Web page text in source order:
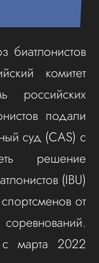
комитет
подали
суд (CAS) с
решение
(IBU)
от
с марта 2022